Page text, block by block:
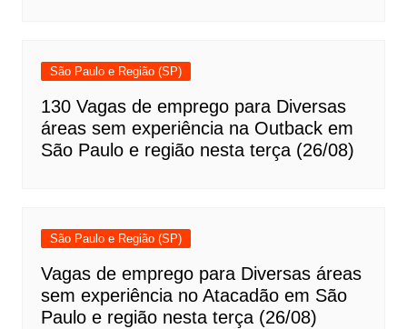
São Paulo e Região (SP)
130 Vagas de emprego para Diversas
áreas sem experiência na Outback em
São Paulo e região nesta terça (26/08)
São Paulo e Região (SP)
Vagas de emprego para Diversas áreas
sem experiência no Atacadão em São
Paulo e região nesta terça (26/08)